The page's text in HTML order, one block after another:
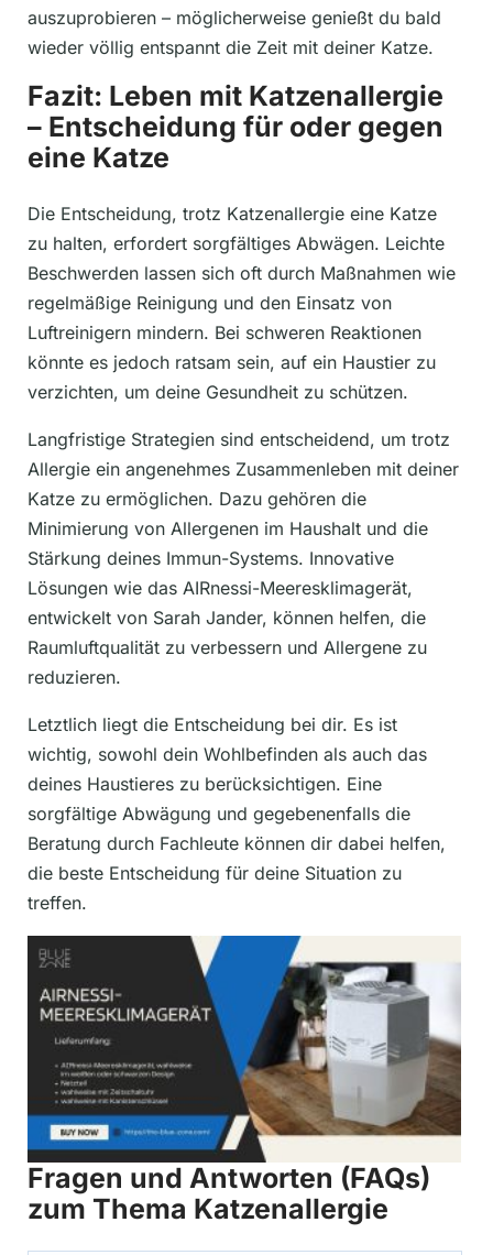
auszuprobieren – möglicherweise genießt du bald
wieder völlig entspannt die Zeit mit deiner Katze.
Fazit: Leben mit Katzenallergie
– Entscheidung für oder gegen
eine Katze
Die Entscheidung, trotz Katzenallergie eine Katze
zu halten, erfordert sorgfältiges Abwägen. Leichte
Beschwerden lassen sich oft durch Maßnahmen wie
regelmäßige Reinigung und den Einsatz von
Luftreinigern mindern. Bei schweren Reaktionen
könnte es jedoch ratsam sein, auf ein Haustier zu
verzichten, um deine Gesundheit zu schützen.​
Langfristige Strategien sind entscheidend, um trotz
Allergie ein angenehmes Zusammenleben mit deiner
Katze zu ermöglichen. Dazu gehören die
Minimierung von Allergenen im Haushalt und die
Stärkung deines Immun-Systems. Innovative
Lösungen wie das AIRnessi-Meeresklimagerät,
entwickelt von Sarah Jander, können helfen, die
Raumluftqualität zu verbessern und Allergene zu
reduzieren.​
Letztlich liegt die Entscheidung bei dir. Es ist
wichtig, sowohl dein Wohlbefinden als auch das
deines Haustieres zu berücksichtigen. Eine
sorgfältige Abwägung und gegebenenfalls die
Beratung durch Fachleute können dir dabei helfen,
die beste Entscheidung für deine Situation zu
treffen.
Fragen und Antworten (FAQs)
zum Thema Katzenallergie